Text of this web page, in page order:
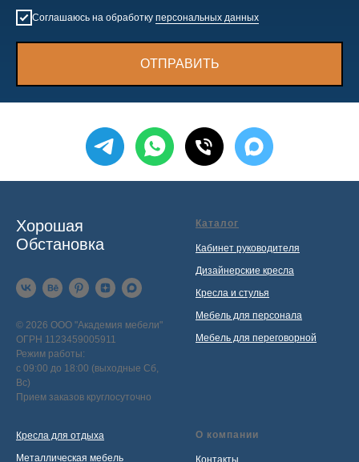
Соглашаюсь на обработку персональных данных
ОТПРАВИТЬ
Хорошая
Обстановка
© 2026 ООО "Академия мебели"
ОГРН 1123459005911
Режим работы:
с 09:00 до 18:00 (выходные Сб,
Вс)
Прием заказов круглосуточно
Каталог
Кабинет руководителя
Дизайнерские кресла
Кресла и стулья
Мебель для персонала
Мебель для переговорной
Кресла для отдыха
Металлическая мебель
О компании